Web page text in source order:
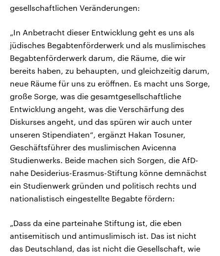
gesellschaftlichen Veränderungen:
„In Anbetracht dieser Entwicklung geht es uns als
jüdisches Begabtenförderwerk und als muslimisches
Begabtenförderwerk darum, die Räume, die wir
bereits haben, zu behaupten, und gleichzeitig darum,
neue Räume für uns zu eröffnen. Es macht uns Sorge,
große Sorge, was die gesamtgesellschaftliche
Entwicklung angeht, was die Verschärfung des
Diskurses angeht, und das spüren wir auch unter
unseren Stipendiaten“, ergänzt Hakan Tosuner,
Geschäftsführer des muslimischen Avicenna
Studienwerks. Beide machen sich Sorgen, die AfD-
nahe Desiderius-Erasmus-Stiftung könne demnächst
ein Studienwerk gründen und politisch rechts und
nationalistisch eingestellte Begabte fördern:
„Dass da eine parteinahe Stiftung ist, die eben
antisemitisch und antimuslimisch ist. Das ist nicht
das Deutschland, das ist nicht die Gesellschaft, wie